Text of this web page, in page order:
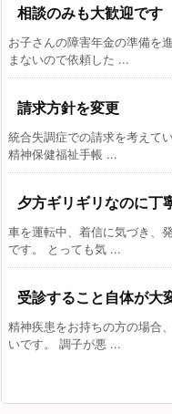
相談のみも大歓迎です
お子さんの障害年金の準備を
まないので依頼した ...
請求方針を変更
統合失調症での請求を考えて
精神保健福祉手帳 ...
夕方ギリギリなのに丁
車を運転中、着信に気づき、
です。 とっても気 ...
受診すること自体が大
精神疾患をお持ちの方の場合
いです。 調子が悪 ...